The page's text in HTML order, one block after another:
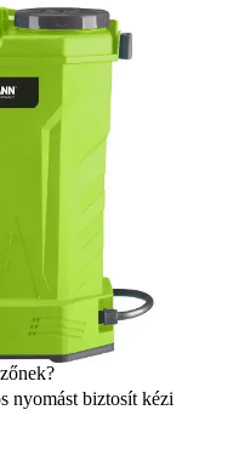
nyomást biztosít kézi